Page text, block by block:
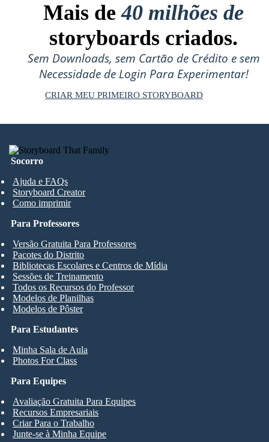
Mais de40 milhões de
storyboards criados.
Sem Downloads, sem Cartão de Crédito e sem
Necessidade de Login Para Experimentar!
CRIAR MEU PRIMEIRO STORYBOARD
Socorro
Ajuda e FAQs
Storyboard Creator
Como imprimir
Para Estudantes
Minha Sala de Aula
Photos For Class
Para Professores
Versão Gratuita Para Professores
Pacotes do Distrito
Bibliotecas Escolares e Centros de Mídia
Sessões de Treinamento
Todos os Recursos do Professor
Modelos de Planilhas
Modelos de Pôster
Para Equipes
Avaliação Gratuita Para Equipes
Recursos Empresariais
Criar Para o Trabalho
Junte-se à Minha Equipe